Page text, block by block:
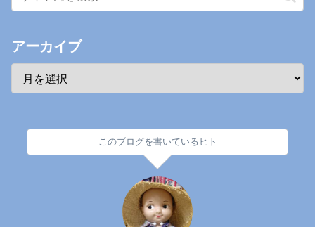
アーカイブ
このブログを書いているヒト